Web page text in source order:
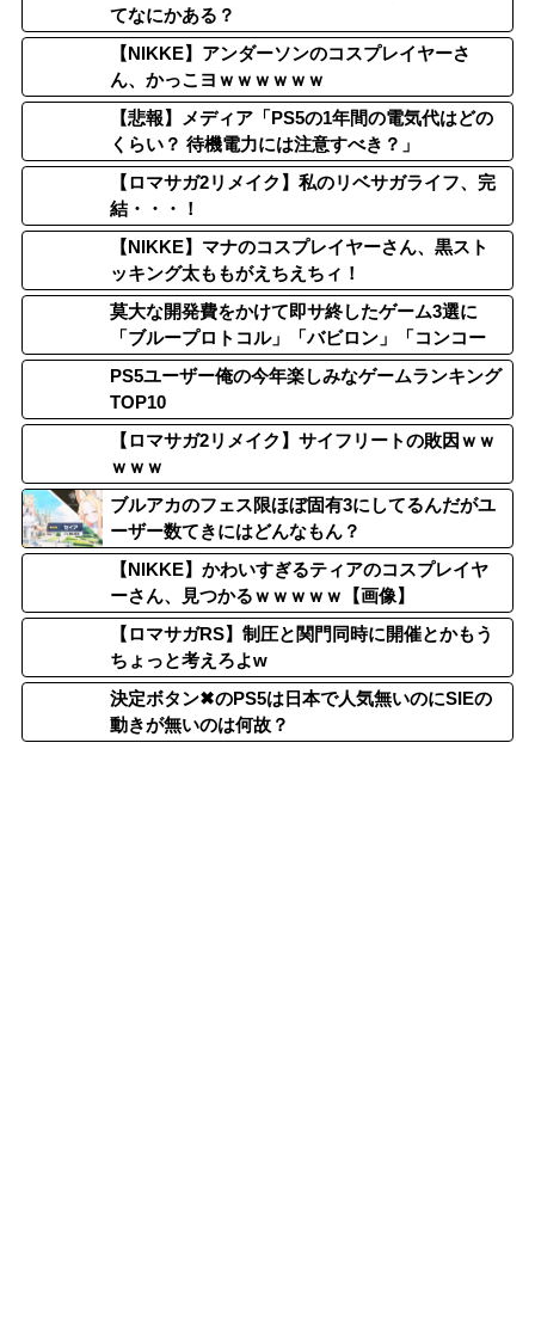
てなにかある？
【NIKKE】アンダーソンのコスプレイヤーさ
ん、かっこヨｗｗｗｗｗｗ
【悲報】メディア「PS5の1年間の電気代はどの
くらい？ 待機電力には注意すべき？」
【ロマサガ2リメイク】私のリベサガライフ、完
結・・・！
【NIKKE】マナのコスプレイヤーさん、黒スト
ッキング太ももがえちえちィ！
莫大な開発費をかけて即サ終したゲーム3選に
「ブループロトコル」「バビロン」「コンコー
ド」
PS5ユーザー俺の今年楽しみなゲームランキング
TOP10
【ロマサガ2リメイク】サイフリートの敗因ｗｗ
ｗｗｗ
ブルアカのフェス限ほぼ固有3にしてるんだがユ
ーザー数てきにはどんなもん？
【NIKKE】かわいすぎるティアのコスプレイヤ
ーさん、見つかるｗｗｗｗｗ【画像】
【ロマサガRS】制圧と関門同時に開催とかもう
ちょっと考えろよw
決定ボタン✖のPS5は日本で人気無いのにSIEの
動きが無いのは何故？